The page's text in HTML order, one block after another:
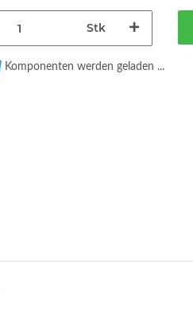
Stk
Komponenten werden geladen ...